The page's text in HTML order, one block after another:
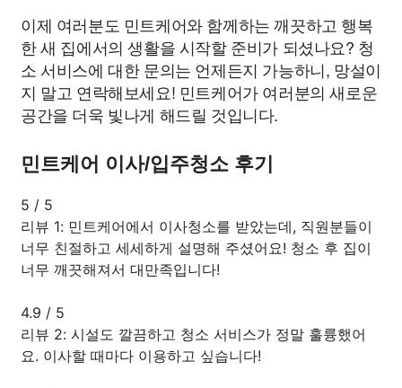
이제 여러분도 민트케어와 함께하는 깨끗하고 행복
한 새 집에서의 생활을 시작할 준비가 되셨나요? 청
소 서비스에 대한 문의는 언제든지 가능하니, 망설이
지 말고 연락해보세요! 민트케어가 여러분의 새로운
공간을 더욱 빛나게 해드릴 것입니다.
민트케어 이사/입주청소 후기
5 / 5
리뷰 1: 민트케어에서 이사청소를 받았는데, 직원분들이
너무 친절하고 세세하게 설명해 주셨어요! 청소 후 집이
너무 깨끗해져서 대만족입니다!
4.9 / 5
리뷰 2: 시설도 깔끔하고 청소 서비스가 정말 훌륭했어
요. 이사할 때마다 이용하고 싶습니다!